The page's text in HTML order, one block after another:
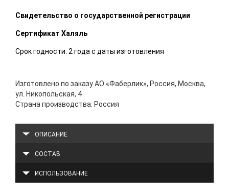
Свидетельство о государственной регистрации
Сертификат Халяль
Срок годности: 2 года с даты изготовления
Изготовлено по заказу АО «Фаберлик», Россия, Москва,
ул. Никопольская, 4
Страна производства: Россия
ОПИСАНИЕ
СОСТАВ
ИСПОЛЬЗОВАНИЕ